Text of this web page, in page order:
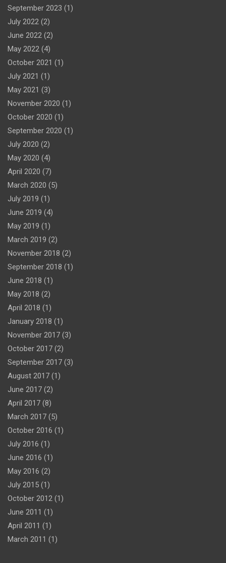
September 2023 (1)
July 2022 (2)
June 2022 (2)
May 2022 (4)
October 2021 (1)
July 2021 (1)
May 2021 (3)
November 2020 (1)
October 2020 (1)
September 2020 (1)
July 2020 (2)
May 2020 (4)
April 2020 (7)
March 2020 (5)
July 2019 (1)
June 2019 (4)
May 2019 (1)
March 2019 (2)
November 2018 (2)
September 2018 (1)
June 2018 (1)
May 2018 (2)
April 2018 (1)
January 2018 (1)
November 2017 (3)
October 2017 (2)
September 2017 (3)
August 2017 (1)
June 2017 (2)
April 2017 (8)
March 2017 (5)
October 2016 (1)
July 2016 (1)
June 2016 (1)
May 2016 (2)
July 2015 (1)
October 2012 (1)
June 2011 (1)
April 2011 (1)
March 2011 (1)